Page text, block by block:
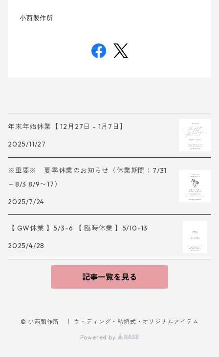
小西製作所
年末年始休業【 12月27日 - 1月7日】
2025/11/27
※重要※ 夏季休業のお知らせ（休業期間：7/31
～8/3 8/9〜17）
2025/7/24
【 GW休業 】5/3-6 【 臨時休業 】5/10-13
2025/4/28
記事一覧を見る
© 小西製作所 ｜ ウェディング・結婚式・オリジナルアイテム
Powered by